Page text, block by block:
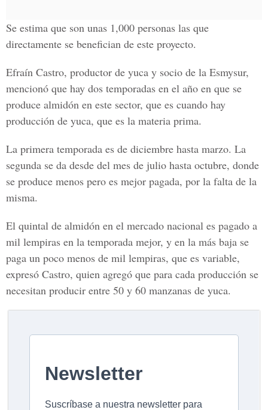
Se estima que son unas 1,000 personas las que
directamente se benefician de este proyecto.
Efraín Castro, productor de yuca y socio de la Esmysur,
mencionó que hay dos temporadas en el año en que se
produce almidón en este sector, que es cuando hay
producción de yuca, que es la materia prima.
La primera temporada es de diciembre hasta marzo. La
segunda se da desde del mes de julio hasta octubre, donde
se produce menos pero es mejor pagada, por la falta de la
misma.
El quintal de almidón en el mercado nacional es pagado a
mil lempiras en la temporada mejor, y en la más baja se
paga un poco menos de mil lempiras, que es variable,
expresó Castro, quien agregó que para cada producción se
necesitan producir entre 50 y 60 manzanas de yuca.